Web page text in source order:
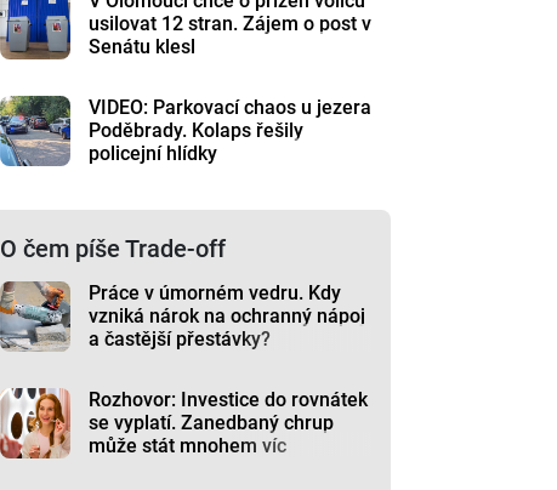
usilovat 12 stran. Zájem o post v
Senátu klesl
VIDEO: Parkovací chaos u jezera
Poděbrady. Kolaps řešily
policejní hlídky
O čem píše Trade-off
Práce v úmorném vedru. Kdy
vzniká nárok na ochranný nápoj
a častější přestávky?
Rozhovor: Investice do rovnátek
se vyplatí. Zanedbaný chrup
může stát mnohem víc